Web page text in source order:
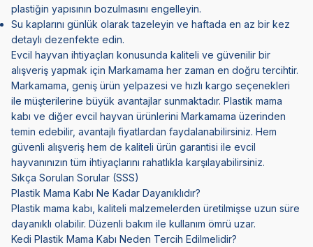
plastiğin yapısının bozulmasını engelleyin.
Su kaplarını günlük olarak tazeleyin ve haftada en az bir kez
detaylı dezenfekte edin.
Evcil hayvan ihtiyaçları konusunda kaliteli ve güvenilir bir
alışveriş yapmak için Markamama her zaman en doğru tercihtir.
Markamama, geniş ürün yelpazesi ve hızlı kargo seçenekleri
ile müşterilerine büyük avantajlar sunmaktadır. Plastik mama
kabı ve diğer evcil hayvan ürünlerini Markamama üzerinden
temin edebilir, avantajlı fiyatlardan faydalanabilirsiniz. Hem
güvenli alışveriş hem de kaliteli ürün garantisi ile evcil
hayvanınızın tüm ihtiyaçlarını rahatlıkla karşılayabilirsiniz.
Sıkça Sorulan Sorular (SSS)
Plastik Mama Kabı Ne Kadar Dayanıklıdır?
Plastik mama kabı, kaliteli malzemelerden üretilmişse uzun süre
dayanıklı olabilir. Düzenli bakım ile kullanım ömrü uzar.
Kedi Plastik Mama Kabı Neden Tercih Edilmelidir?